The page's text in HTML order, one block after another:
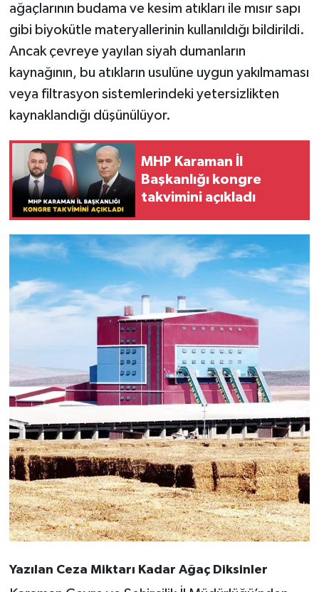
ağaçlarının budama ve kesim atıkları ile mısır sapı
gibi biyokütle materyallerinin kullanıldığı bildirildi.
Ancak çevreye yayılan siyah dumanların
kaynağının, bu atıkların usulüne uygun yakılmaması
veya filtrasyon sistemlerindeki yetersizlikten
kaynaklandığı düşünülüyor.
MHP Karaman İl
Başkanlığı kongre
takvimini açıkladı
Yazılan Ceza Miktarı Kadar Ağaç Diksinler